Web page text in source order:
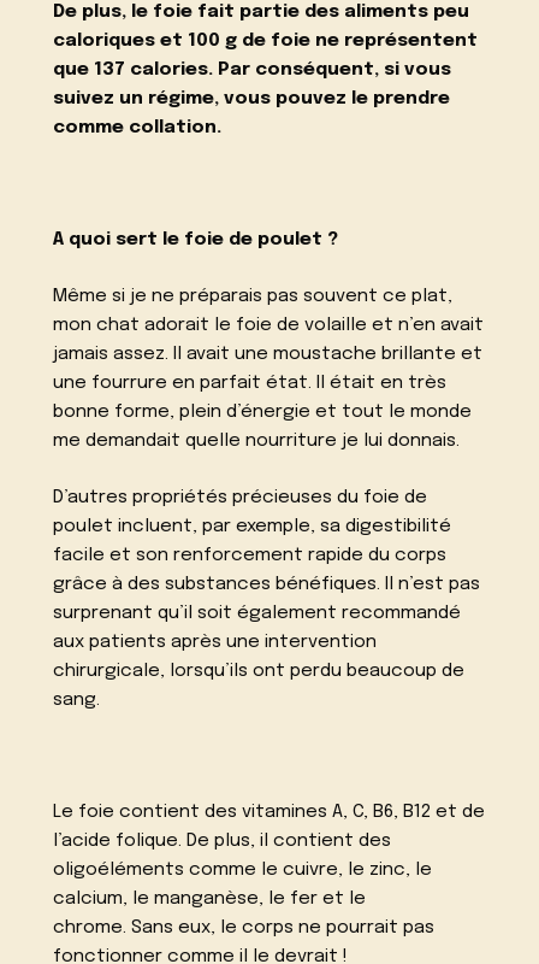
De plus, le foie fait partie des aliments peu
caloriques et 100 g de foie ne représentent
que 137 calories. Par conséquent, si vous
suivez un régime, vous pouvez le prendre
comme collation.
A quoi sert le foie de poulet ?
Même si je ne préparais pas souvent ce plat,
mon chat adorait le foie de volaille et n’en avait
jamais assez. Il avait une moustache brillante et
une fourrure en parfait état. Il était en très
bonne forme, plein d’énergie et tout le monde
me demandait quelle nourriture je lui donnais.
D’autres propriétés précieuses du foie de
poulet incluent, par exemple, sa digestibilité
facile et son renforcement rapide du corps
grâce à des substances bénéfiques. Il n’est pas
surprenant qu’il soit également recommandé
aux patients après une intervention
chirurgicale, lorsqu’ils ont perdu beaucoup de
sang.
Le foie contient des vitamines A, C, B6, B12 et de
l’acide folique. De plus, il contient des
oligoéléments comme le cuivre, le zinc, le
calcium, le manganèse, le fer et le
chrome. Sans eux, le corps ne pourrait pas
fonctionner comme il le devrait !